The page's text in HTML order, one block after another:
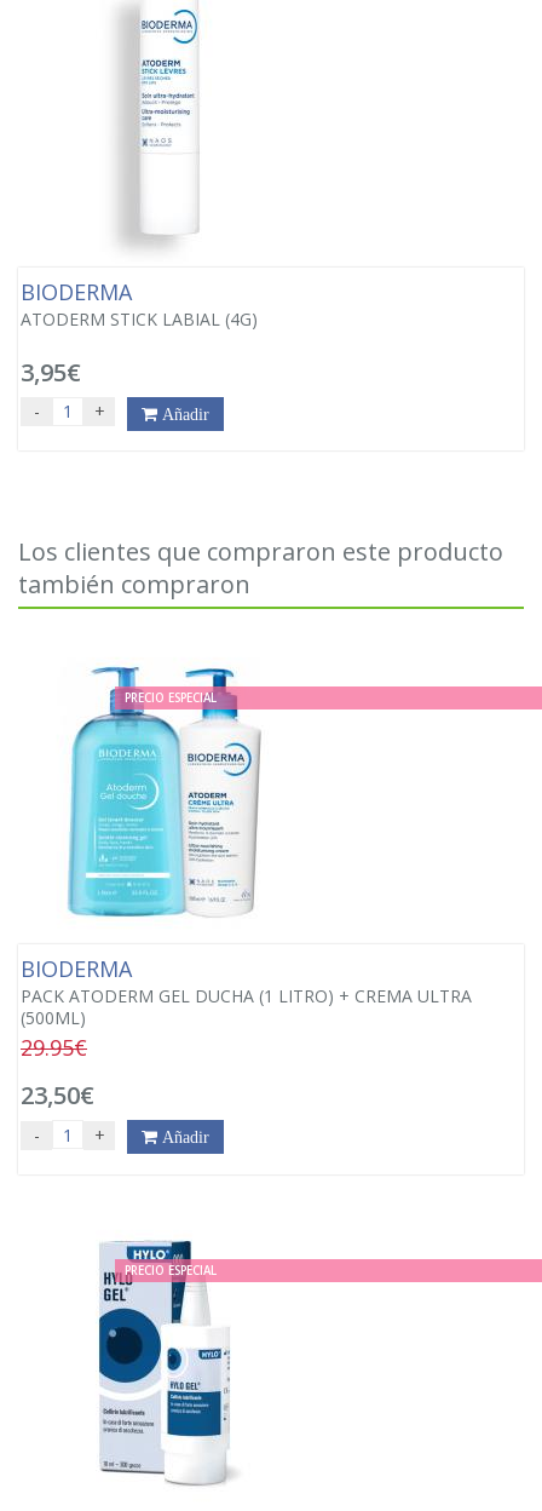
BIODERMA
ATODERM STICK LABIAL (4G)
3,95€
- + Añadir
Los clientes que compraron este producto
también compraron
PRECIO ESPECIAL
BIODERMA
PACK ATODERM GEL DUCHA (1 LITRO) + CREMA ULTRA
(500ML)
29.95€
23,50€
- + Añadir
PRECIO ESPECIAL